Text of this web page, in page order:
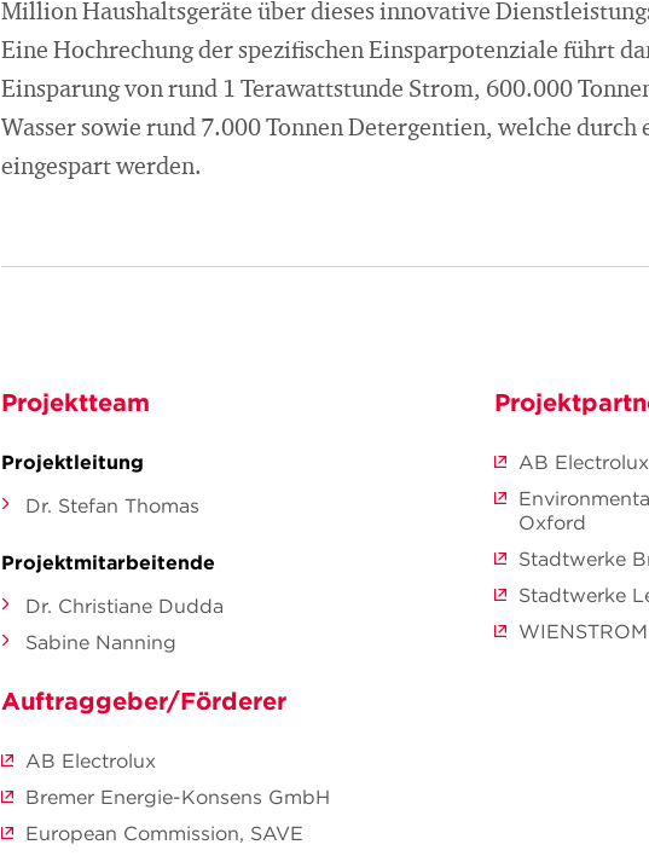
Million Haushaltsgeräte über dieses innovative
Eine Hochrechung der spezifischen Einsparpotenziale führt
Einsparung von rund 1 Terawattstunde Strom, 600.000
Wasser sowie rund 7.000 Tonnen Detergentien, welche
eingespart werden.
Projektteam
Projektleitung
Dr. Stefan Thomas
Projektmitarbeitende
Dr. Christiane Dudda
Sabine Nanning
Auftraggeber/Förderer
AB Electrolux
Bremer Energie-Konsens GmbH
European Commission, SAVE
AB Electrolux
Oxford
Stadtwerke
Stadtwerke